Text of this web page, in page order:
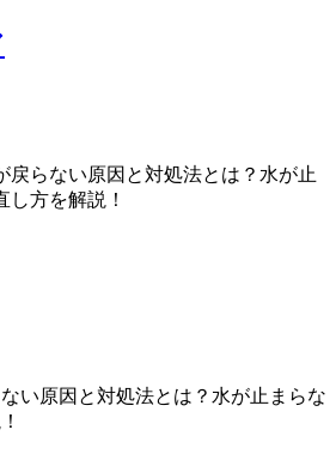
戻らない原因と対処法とは？水が止
し方を解説！
い原因と対処法とは？水が止まらな